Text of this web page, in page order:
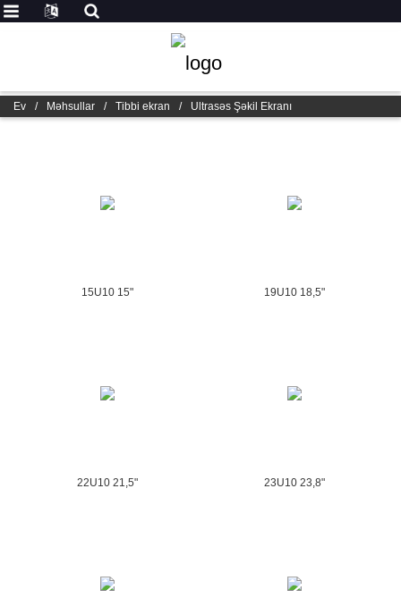
Ev / Məhsullar / Tibbi ekran / Ultrasəs Şəkil Ekranı
15U10 15" 19U10 18,5"
22U10 21,5" 23U10 23,8"